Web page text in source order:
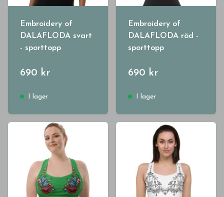
Embroidery of
DALAFLODA svart
- sporttopp
690 kr
I lager
Embroidery of
DALAFLODA röd -
sporttopp
690 kr
I lager